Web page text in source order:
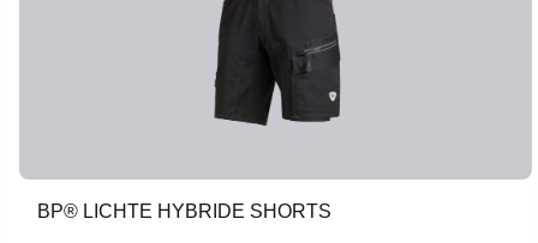
BP® LICHTE HYBRIDE SHORTS